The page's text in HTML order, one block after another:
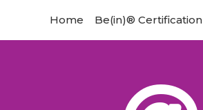
Home Be(in)® Certification